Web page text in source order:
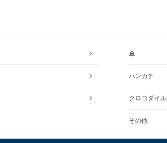
傘
ハンカチ
クロコダイル
その他